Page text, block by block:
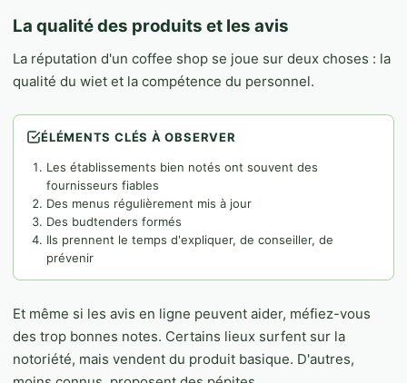
La qualité des produits et les avis
La réputation d'un coffee shop se joue sur deux choses : la
qualité du wiet et la compétence du personnel.
ÉLÉMENTS CLÉS À OBSERVER
Les établissements bien notés ont souvent des
fournisseurs fiables
Des menus régulièrement mis à jour
Des budtenders formés
Ils prennent le temps d'expliquer, de conseiller, de
prévenir
Et même si les avis en ligne peuvent aider, méfiez-vous
des trop bonnes notes. Certains lieux surfent sur la
notoriété, mais vendent du produit basique. D'autres,